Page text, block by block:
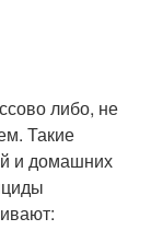
либо, не
Такие
и домашних